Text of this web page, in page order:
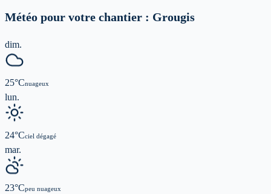
Météo pour votre chantier : Grougis
dim.
25°Cnuageux
lun.
24°Cciel dégagé
mar.
23°Cpeu nuageux